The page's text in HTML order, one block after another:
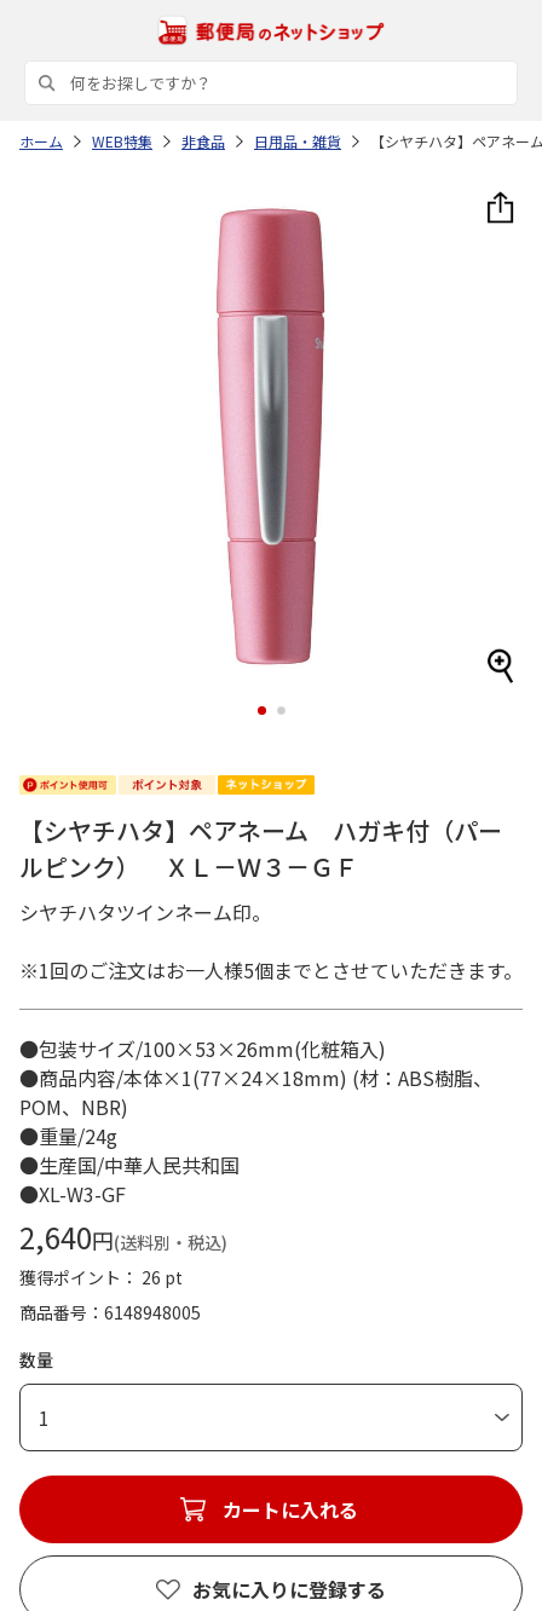
ホーム WEB特集 非食品 日用品・雑貨 【シヤチハタ】ペアネ
1 2
【シヤチハタ】ペアネーム ハガキ付（パー
ルピンク） ＸＬ－Ｗ３－ＧＦ
シヤチハタツインネーム印。
※1回のご注文はお一人様5個までとさせていただきます。
●包装サイズ/100×53×26mm(化粧箱入)
●商品内容/本体×1(77×24×18mm) (材：ABS樹脂、
POM、NBR)
●重量/24g
●生産国/中華人民共和国
●XL-W3-GF
2,640円(送料別・税込)
獲得ポイント： 26 pt
商品番号
6148948005
数量
1
カートに入れる
お気に入りに登録する